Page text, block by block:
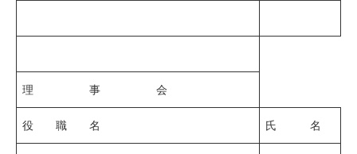
理 事 会
役 職 名 氏 名